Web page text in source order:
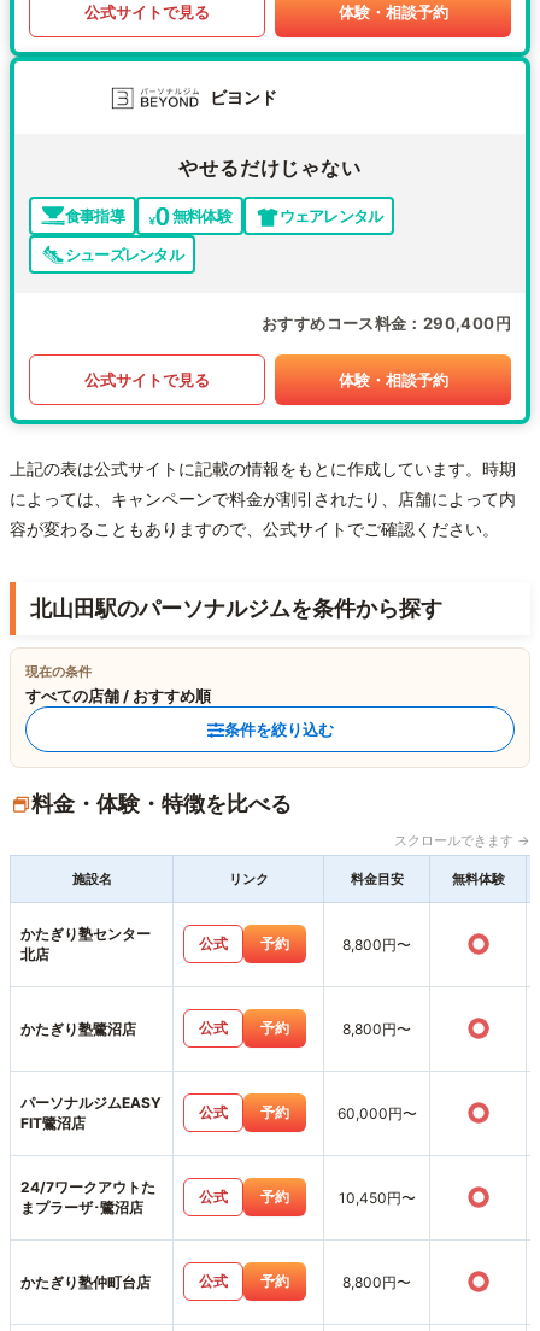
公式サイトで見る 体験・相談予約
ビヨンド
やせるだけじゃない
食事指導 無料体験
ウェアレンタル
シューズレンタル
おすすめコース料金 290,400円
公式サイトで見る 体験・相談予約
上記の表は公式サイトに記載の情報をもとに作成しています。時期
によっては、キャンペーンで料金が割引されたり、店舗によって内
容が変わることもありますので、公式サイトでご確認ください。
北山田駅のパーソナルジムを条件から探す
現在の条件
すべての店舗 / おすすめ順
条件を絞り込む
料金・体験・特徴を比べる
スクロールできます →
施設名 リンク 料金目安 無料体験
かたぎり塾センター
北店
公式 予約 8,800円〜 ○
かたぎり塾鷺沼店 公式 予約 8,800円〜 ○
パーソナルジムEASY
FIT鷺沼店
公式 予約 60,000円〜 ○
24/7ワークアウトた
まプラーザ･鷺沼店
公式 予約 10,450円〜 ○
かたぎり塾仲町台店 公式 予約 8,800円〜 ○